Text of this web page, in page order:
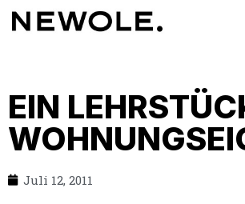
EIN
Juli 12, 2011